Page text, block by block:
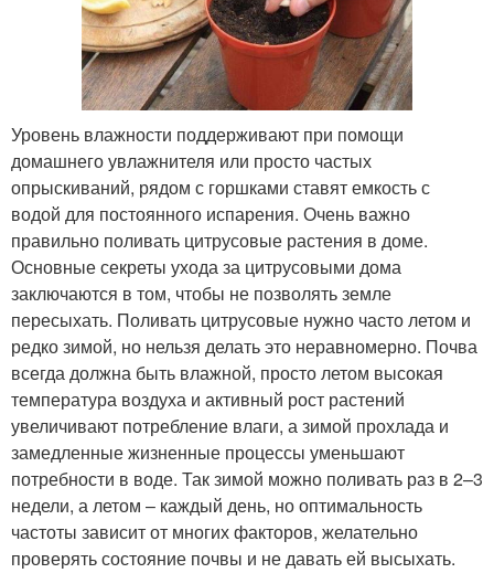
Уровень влажности поддерживают при помощи
домашнего увлажнителя или просто частых
опрыскиваний, рядом с горшками ставят емкость с
водой для постоянного испарения. Очень важно
правильно поливать цитрусовые растения в доме.
Основные секреты ухода за цитрусовыми дома
заключаются в том, чтобы не позволять земле
пересыхать. Поливать цитрусовые нужно часто летом и
редко зимой, но нельзя делать это неравномерно. Почва
всегда должна быть влажной, просто летом высокая
температура воздуха и активный рост растений
увеличивают потребление влаги, а зимой прохлада и
замедленные жизненные процессы уменьшают
потребности в воде. Так зимой можно поливать раз в 2–3
недели, а летом – каждый день, но оптимальность
частоты зависит от многих факторов, желательно
проверять состояние почвы и не давать ей высыхать.